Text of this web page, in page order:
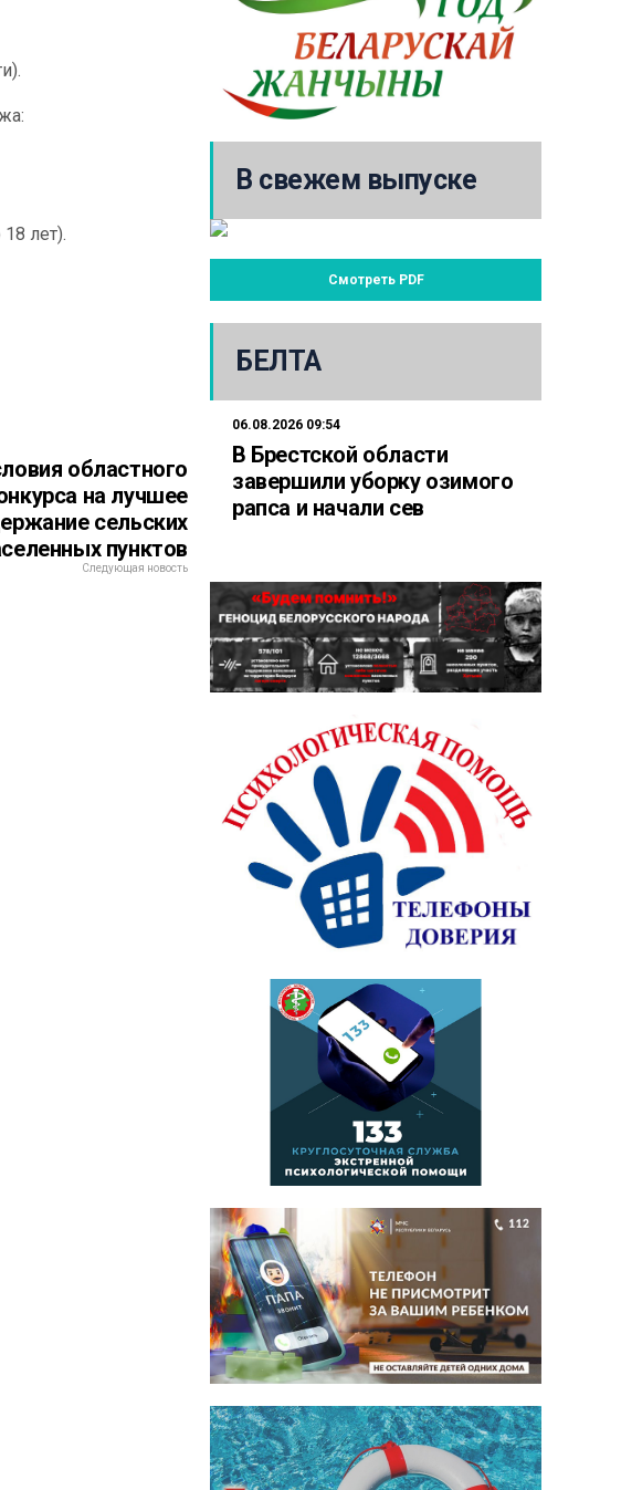
лет).
областного
на лучшее
сельских
пунктов
Следующая новость
В свежем выпуске
Смотреть PDF
БЕЛТА
06.08.2026 09:54
В Брестской области
завершили уборку озимого
рапса и начали сев